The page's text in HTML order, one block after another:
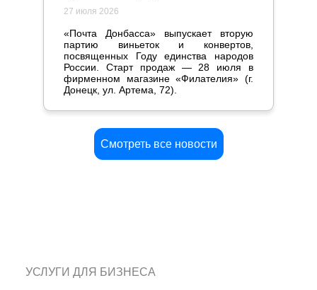
27 июля 2026
«Почта Донбасса» выпускает вторую
партию виньеток и конвертов,
посвященных Году единства народов
России. Старт продаж — 28 июля в
фирменном магазине «Филателия» (г.
Донецк, ул. Артема, 72).
Смотреть все новости
УСЛУГИ ДЛЯ БИЗНЕСА